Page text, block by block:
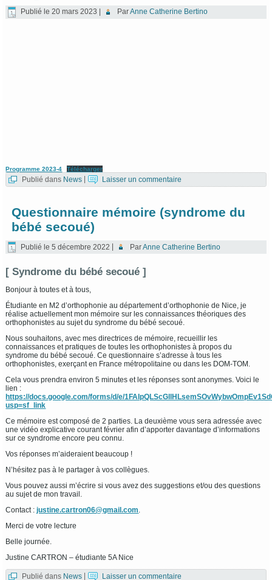
Publié le 20 mars 2023 ParAnne Catherine Bertino
Programme 2023-4 Télécharger
Publié dans News Laisser un commentaire
Questionnaire mémoire (syndrome du
bébé secoué)
Publié le 5 décembre 2022 ParAnne Catherine Bertino
[ Syndrome du bébé secoué ]
Bonjour à toutes et à tous,
Étudiante en M2 d’orthophonie au département d’orthophonie de Nice, je
réalise actuellement mon mémoire sur les connaissances théoriques des
orthophonistes au sujet du syndrome du bébé secoué.
Nous souhaitons, avec mes directrices de mémoire, recueillir les
connaissances et pratiques de toutes les orthophonistes à propos du
syndrome du bébé secoué. Ce questionnaire s’adresse à tous les
orthophonistes, exerçant en France métropolitaine ou dans les DOM-TOM.
Cela vous prendra environ 5 minutes et les réponses sont anonymes. Voici le
lien :
https://docs.google.com/forms/d/e/
usp=sf_link
Ce mémoire est composé de 2 parties. La deuxième vous sera adressée avec
une vidéo explicative courant février afin d’apporter davantage d’informations
sur ce syndrome encore peu connu.
Vos réponses m’aideraient beaucoup !
N’hésitez pas à le partager à vos collègues.
Vous pouvez aussi m’écrire si vous avez des suggestions et/ou des questions
au sujet de mon travail.
Contact :justine.cartron06@gmail.com.
Merci de votre lecture
Belle journée.
Justine CARTRON – étudiante 5A Nice
Publié dans News Laisser un commentaire